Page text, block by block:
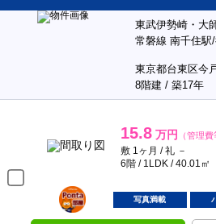
東武伊勢崎・大
常磐線 南千住駅
東京都台東区今
8階建 / 築17年
15.8 万円 （管理
敷 1ヶ月 / 礼 －
6階 / 1LDK / 40.01㎡
ポンタ
部屋
写真満載